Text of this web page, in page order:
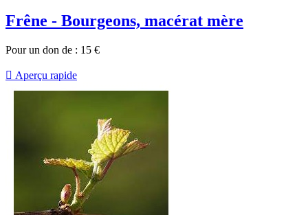
Frêne - Bourgeons, macérat mère
Pour un don de : 15 €
 Aperçu rapide